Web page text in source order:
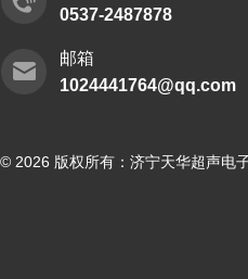
0537-2487878
邮箱
1024441764@qq.com
© 2026 版权所有：济宁天华超声电